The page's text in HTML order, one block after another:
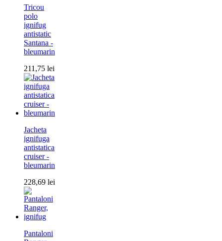
Tricou
polo
ignifug
antistatic
Santana -
bleumarin
211,75 lei
Jacheta
ignifuga
antistatica
cruiser -
bleumarin
228,69 lei
Pantaloni